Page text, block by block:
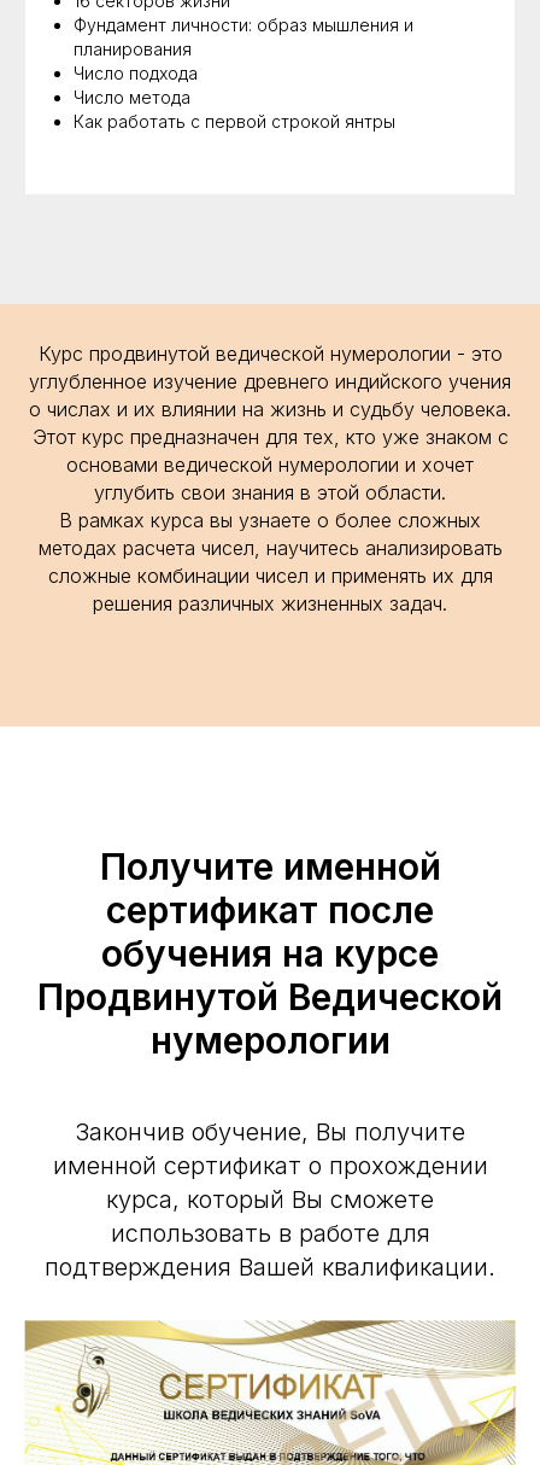
Фундамент личности: образ мышления и
планирования
Число подхода
Число метода
Как работать с первой строкой янтры
Курс продвинутой ведической нумерологии - это
углубленное изучение древнего индийского учения
о числах и их влиянии на жизнь и судьбу человека.
Этот курс предназначен для тех, кто уже знаком с
основами ведической нумерологии и хочет
углубить свои знания в этой области.
В рамках курса вы узнаете о более сложных
методах расчета чисел, научитесь анализировать
сложные комбинации чисел и применять их для
решения различных жизненных задач.
Получите именной
сертификат после
обучения на курсе
Продвинутой Ведической
нумерологии
Закончив обучение, Вы получите
именной сертификат о прохождении
курса, который Вы сможете
использовать в работе для
подтверждения Вашей квалификации.